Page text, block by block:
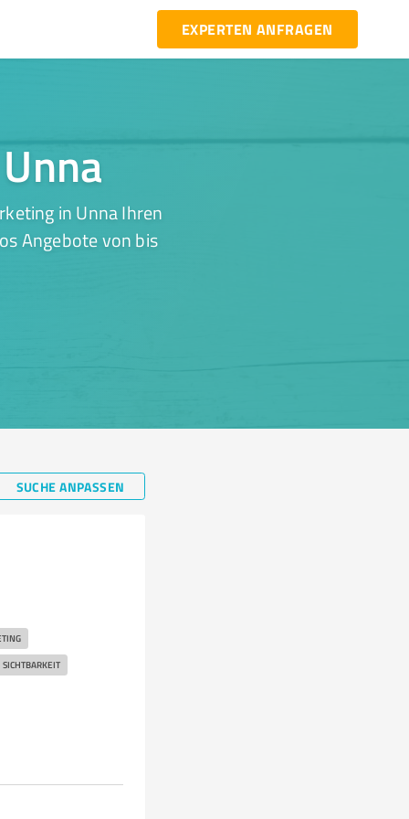
EXPERTEN ANFRAGEN
in Unna Ihren
Angebote von bis
SUCHE ANPASSEN
SICHTBARKEIT